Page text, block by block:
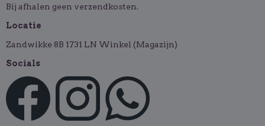
Bij afhalen geen verzendkosten.
Locatie
Zandwikke 8B 1731 LN Winkel (Magazijn)
Socials